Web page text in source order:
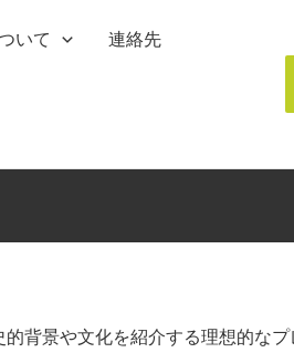
いて
連絡先
背景や文化を紹介する理想的な